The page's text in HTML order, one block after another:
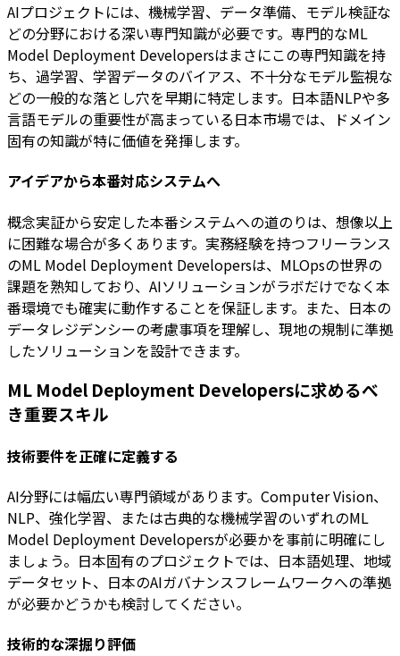
AIプロジェクトには、機械学習、データ準備、モデル検証な
どの分野における深い専門知識が必要です。専門的なML
Model Deployment Developersはまさにこの専門知識を持
ち、過学習、学習データのバイアス、不十分なモデル監視な
どの一般的な落とし穴を早期に特定します。日本語NLPや多
言語モデルの重要性が高まっている日本市場では、ドメイン
固有の知識が特に価値を発揮します。
アイデアから本番対応システムへ
概念実証から安定した本番システムへの道のりは、想像以上
に困難な場合が多くあります。実務経験を持つフリーランス
のML Model Deployment Developersは、MLOpsの世界の
課題を熟知しており、AIソリューションがラボだけでなく本
番環境でも確実に動作することを保証します。また、日本の
データレジデンシーの考慮事項を理解し、現地の規制に準拠
したソリューションを設計できます。
ML Model Deployment Developersに求めるべ
き重要スキル
技術要件を正確に定義する
AI分野には幅広い専門領域があります。Computer Vision、
NLP、強化学習、または古典的な機械学習のいずれのML
Model Deployment Developersが必要かを事前に明確にし
ましょう。日本固有のプロジェクトでは、日本語処理、地域
データセット、日本のAIガバナンスフレームワークへの準拠
が必要かどうかも検討してください。
技術的な深掘り評価